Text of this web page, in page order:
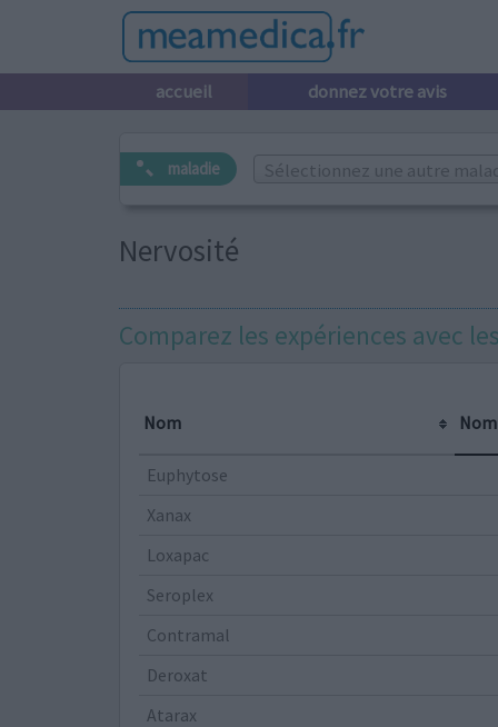
accueil donnez votre avis
maladie Sélectionnez une autre
Nervosité
Comparez les expériences avec
Nom
Euphytose
Xanax
Loxapac
Seroplex
Contramal
Deroxat
Atarax